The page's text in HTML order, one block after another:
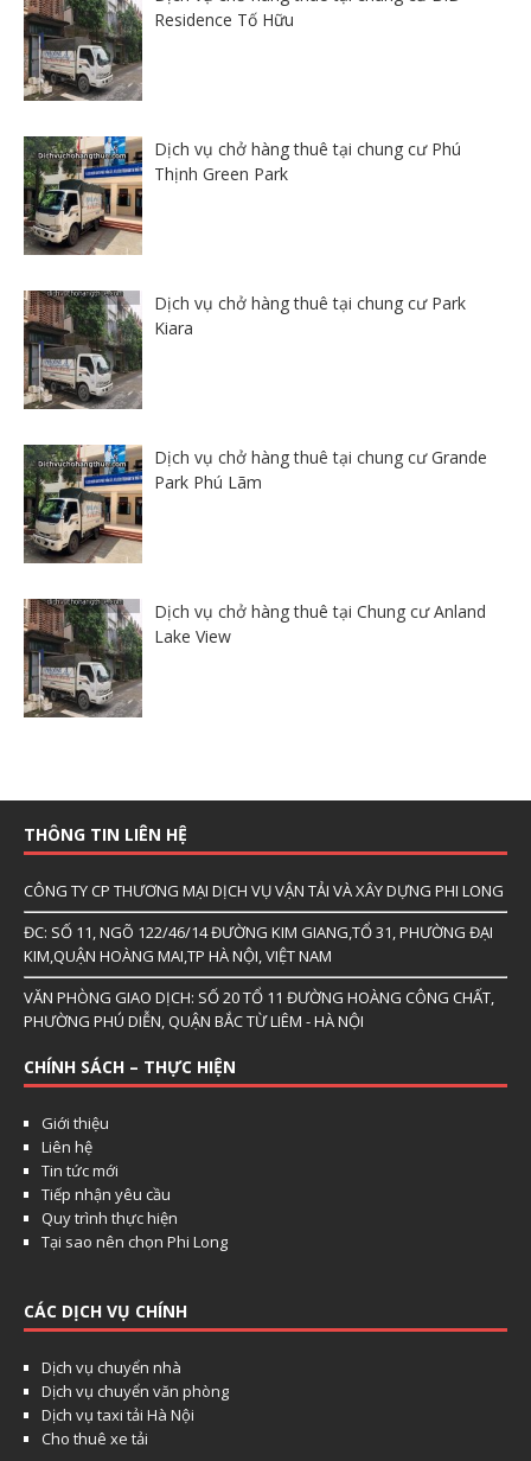
Residence Tố Hữu
Dịch vụ chở hàng thuê tại chung cư Phú
Thịnh Green Park
Dịch vụ chở hàng thuê tại chung cư Park
Kiara
Dịch vụ chở hàng thuê tại chung cư Grande
Park Phú Lãm
Dịch vụ chở hàng thuê tại Chung cư Anland
Lake View
THÔNG TIN LIÊN HỆ
CÔNG TY CP THƯƠNG MẠI DỊCH VỤ VẬN TẢI VÀ XÂY DỰNG PHI LONG
ĐC: SỐ 11, NGÕ 122/46/14 ĐƯỜNG KIM GIANG,TỔ 31, PHƯỜNG ĐẠI
KIM,QUẬN HOÀNG MAI,TP HÀ NỘI, VIỆT NAM
VĂN PHÒNG GIAO DỊCH: SỐ 20 TỔ 11 ĐƯỜNG HOÀNG CÔNG CHẤT,
PHƯỜNG PHÚ DIỄN, QUẬN BẮC TỪ LIÊM - HÀ NỘI
CHÍNH SÁCH – THỰC HIỆN
Giới thiệu
Liên hệ
Tin tức mới
Tiếp nhận yêu cầu
Quy trình thực hiện
Tại sao nên chọn Phi Long
CÁC DỊCH VỤ CHÍNH
Dịch vụ chuyển nhà
Dịch vụ chuyển văn phòng
Dịch vụ taxi tải Hà Nội
Cho thuê xe tải